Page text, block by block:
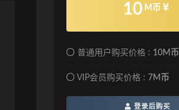
10 M币
普通用户购买价格 : 10M币
VIP会员购买价格 : 7M币
登录后购买